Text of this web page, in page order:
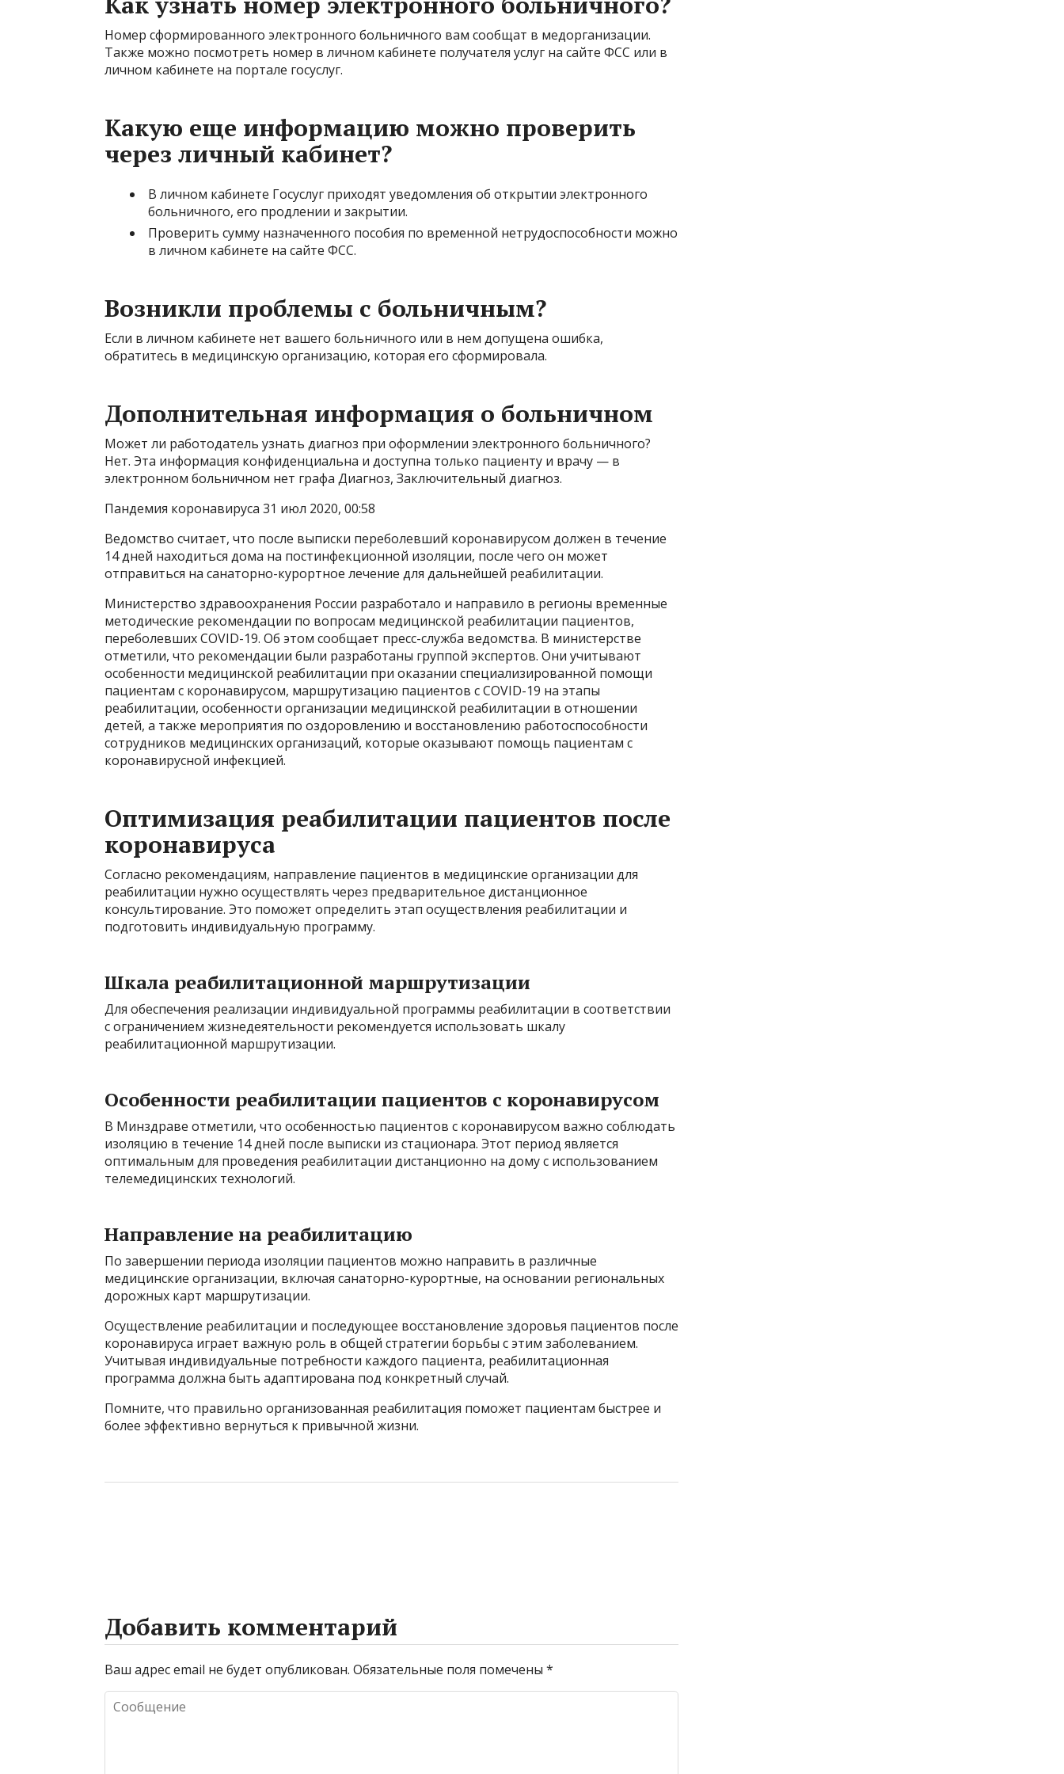
Номер сформированного электронного больничного вам сообщат в медорганизации.
Также можно посмотреть номер в личном кабинете получателя услуг на сайте ФСС или в
личном кабинете на портале госуслуг.
Какую еще информацию можно проверить
через личный кабинет?
В личном кабинете Госуслуг приходят уведомления об открытии электронного
больничного, его продлении и закрытии.
Проверить сумму назначенного пособия по временной нетрудоспособности можно
в личном кабинете на сайте ФСС.
Возникли проблемы с больничным?
Если в личном кабинете нет вашего больничного или в нем допущена ошибка,
обратитесь в медицинскую организацию, которая его сформировала.
Дополнительная информация о больничном
Может ли работодатель узнать диагноз при оформлении электронного больничного?
Нет. Эта информация конфиденциальна и доступна только пациенту и врачу — в
электронном больничном нет графа Диагноз, Заключительный диагноз.
Пандемия коронавируса 31 июл 2020, 00:58
Ведомство считает, что после выписки переболевший коронавирусом должен в течение
14 дней находиться дома на постинфекционной изоляции, после чего он может
отправиться на санаторно-курортное лечение для дальнейшей реабилитации.
Министерство здравоохранения России разработало и направило в регионы временные
методические рекомендации по вопросам медицинской реабилитации пациентов,
переболевших COVID-19. Об этом сообщает пресс-служба ведомства. В министерстве
отметили, что рекомендации были разработаны группой экспертов. Они учитывают
особенности медицинской реабилитации при оказании специализированной помощи
пациентам с коронавирусом, маршрутизацию пациентов с COVID-19 на этапы
реабилитации, особенности организации медицинской реабилитации в отношении
детей, а также мероприятия по оздоровлению и восстановлению работоспособности
сотрудников медицинских организаций, которые оказывают помощь пациентам с
коронавирусной инфекцией.
Оптимизация реабилитации пациентов после
коронавируса
Согласно рекомендациям, направление пациентов в медицинские организации для
реабилитации нужно осуществлять через предварительное дистанционное
консультирование. Это поможет определить этап осуществления реабилитации и
подготовить индивидуальную программу.
Шкала реабилитационной маршрутизации
Для обеспечения реализации индивидуальной программы реабилитации в соответствии
с ограничением жизнедеятельности рекомендуется использовать шкалу
реабилитационной маршрутизации.
Особенности реабилитации пациентов с коронавирусом
В Минздраве отметили, что особенностью пациентов с коронавирусом важно соблюдать
изоляцию в течение 14 дней после выписки из стационара. Этот период является
оптимальным для проведения реабилитации дистанционно на дому с использованием
телемедицинских технологий.
Направление на реабилитацию
По завершении периода изоляции пациентов можно направить в различные
медицинские организации, включая санаторно-курортные, на основании региональных
дорожных карт маршрутизации.
Осуществление реабилитации и последующее восстановление здоровья пациентов после
коронавируса играет важную роль в общей стратегии борьбы с этим заболеванием.
Учитывая индивидуальные потребности каждого пациента, реабилитационная
программа должна быть адаптирована под конкретный случай.
Помните, что правильно организованная реабилитация поможет пациентам быстрее и
более эффективно вернуться к привычной жизни.
Добавить комментарий
Ваш адрес email не будет опубликован. Обязательные поля помечены *